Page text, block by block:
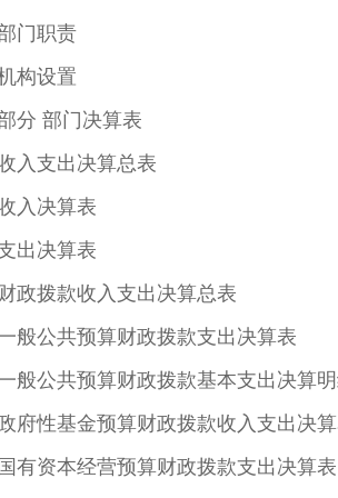
职责
设置
部门决算表
支出决算总表
决算表
决算表
拨款收入支出决算总表
公共预算财政拨款支出决算表
公共预算财政拨款基本支出决算
性基金预算财政拨款收入支出决
资本经营预算财政拨款支出决算表